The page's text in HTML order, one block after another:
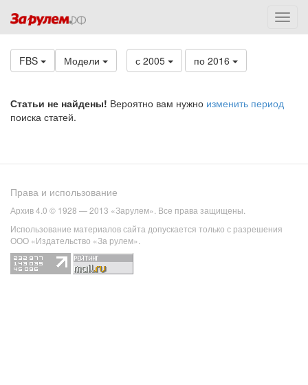
FBS Модели с 2005 по 2016
Статьи не найдены! Вероятно вам нужно изменить период
поиска статей.
Права и использование
Архив 4.0 © 1928 — 2013 «Зарулем». Все права защищены.
Использование материалов сайта допускается только с разрешения
ООО «Издательство «За рулем».